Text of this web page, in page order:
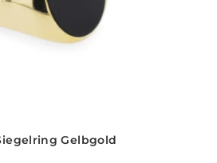
Gelbgold